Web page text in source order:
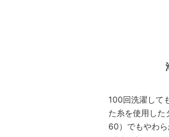
100回洗濯して
た糸を使用し
60）でもやわ